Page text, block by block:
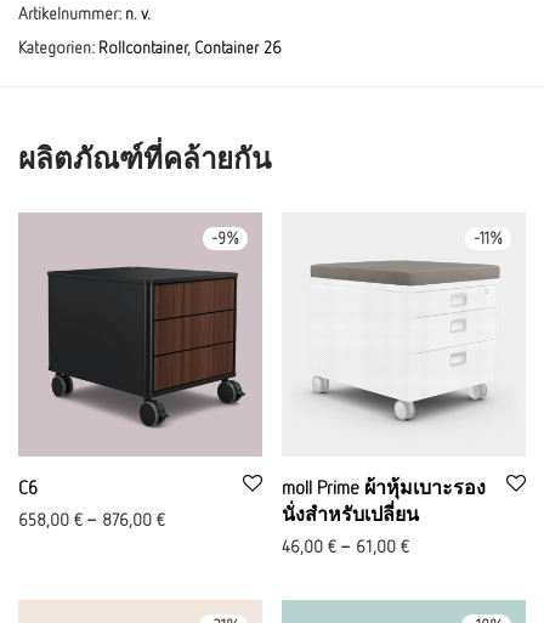
Artikelnummer: n. v.
Kategorien: Rollcontainer, Container 26
ผลิตภัณฑ์ที่คล้ายกัน
-9%
C6
658,00 € – 876,00 €
-11%
moll Prime ผ้าหุ้มเบาะรอง
นั่งสำหรับเปลี่ยน
46,00 € – 61,00 €